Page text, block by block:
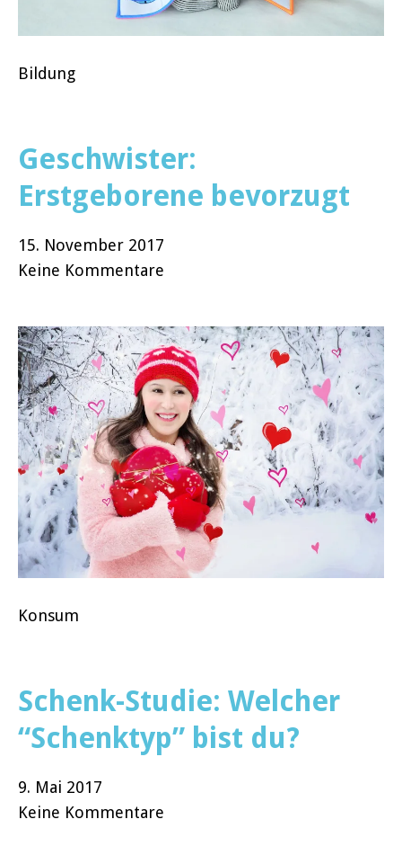
Bildung
Geschwister:
Erstgeborene bevorzugt
15. November 2017
Keine Kommentare
Konsum
Schenk-Studie: Welcher
“Schenktyp” bist du?
9. Mai 2017
Keine Kommentare